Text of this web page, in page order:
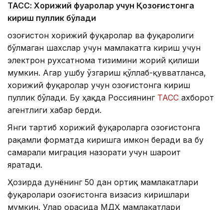
ТАСС: Хорижий фуқаролар учун Қозоғистонга
кириш пуллик бўлади
Қозоғистон хорижий фуқаролар ва фуқаролиги
бўлмаган шахслар учун мамлакатга кириш учун
электрон рухсатнома тизимини жорий қилиши
мумкин. Агар ушбу ўзгариш қўллаб-қувватланса,
хорижий фуқаролар учун Қозоғистонга кириш
пуллик бўлади. Бу ҳақда Россиянинг ТАСС ахборот
агентлиги хабар берди.
Янги тартиб хорижий фуқароларга Қозоғистонга
рақамли форматда киришга имкон беради ва бу
самарали миграция назорати учун шароит
яратади.
Ҳозирда дунёнинг 50 дан ортиқ мамлакатлари
фуқаролари Қозоғистонга визасиз киришлари
мумкин. Улар орасида МДҲ мамлакатлари